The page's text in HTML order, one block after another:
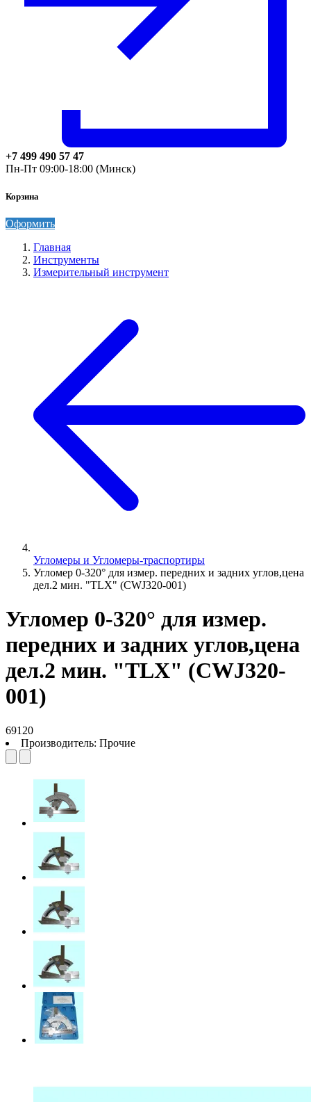
+7 499 490 57 47
Пн-Пт 09:00-18:00 (Минск)
Корзина
Оформить
Главная
Инструменты
Измерительный инструмент
Угломеры и Угломеры-траспортиры
Угломер 0-320° для измер. передних и задних углов,цена
дел.2 мин. "TLX" (CWJ320-001)
Угломер 0-320° для измер.
передних и задних углов,цена
дел.2 мин. "TLX" (CWJ320-
001)
69120
Производитель: Прочие